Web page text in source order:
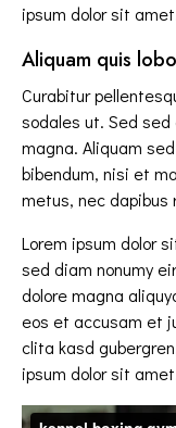
ipsum dolor sit
Aliquam quis
Curabitur
sodales ut. Sed
magna. Aliquam
bibendum, nisi et
metus, nec dapibus
Lorem ipsum dolor
sed diam nonumy
dolore magna
eos et accusam et
clita kasd
ipsum dolor sit